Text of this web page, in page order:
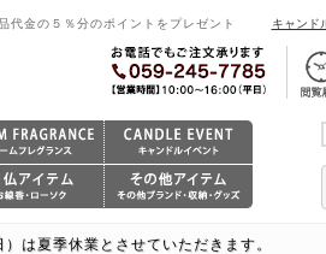
代金の５％分のポイントをプレゼント キャンド
は夏季休業とさせていただきます。